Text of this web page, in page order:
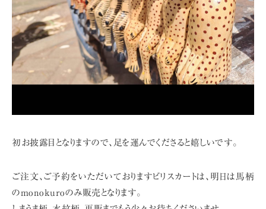
初お披露目となりますので、足を運んでくださると嬉しいです。
ご注文、ご予約をいただいておりますビリスカートは、 明日は馬柄
のmonokuroのみ販売となります。